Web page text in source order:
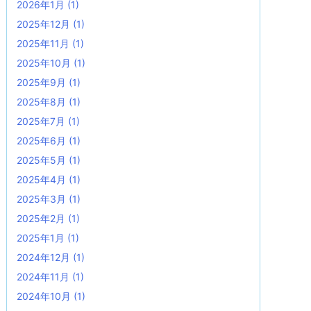
2026年1月 (1)
2025年12月 (1)
2025年11月 (1)
2025年10月 (1)
2025年9月 (1)
2025年8月 (1)
2025年7月 (1)
2025年6月 (1)
2025年5月 (1)
2025年4月 (1)
2025年3月 (1)
2025年2月 (1)
2025年1月 (1)
2024年12月 (1)
2024年11月 (1)
2024年10月 (1)